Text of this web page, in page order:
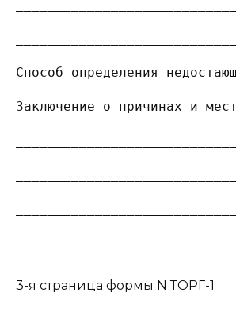
Способ определения
Заключение о причинах и
3-я страница формы N ТОРГ-1